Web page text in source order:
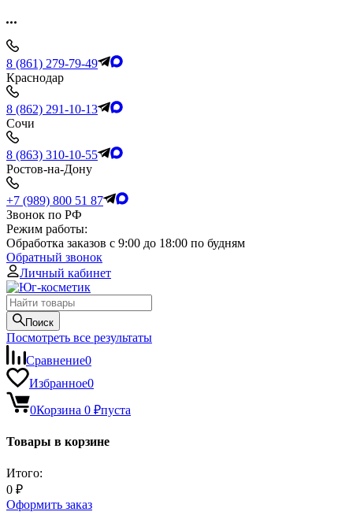
8 (861) 279-79-49
Краснодар
8 (862) 291-10-13
Сочи
8 (863) 310-10-55
Ростов-на-Дону
+7 (989) 800 51 87
Звонок по РФ
Режим работы:
Обработка заказов с 9:00 до 18:00 по будням
Обратный звонок
Личный кабинет
Поиск
Посмотреть все результаты
Сравнение0
Избранное0
0Корзина 0 ₽пуста
Товары в корзине
Итого:
0 ₽
Оформить заказ